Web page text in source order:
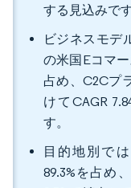
する見込みです
ビジネスモデ
の米国Eコマ
占め、C2Cプ
けてCAGR
す。
目的地別で
89.3%を占め